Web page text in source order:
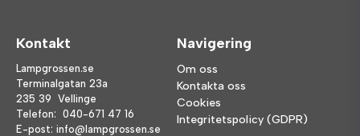
Kontakt
Lampgrossen.se
Terminalgatan 23a
235 39 Vellinge
Telefon: 040-671 47 16
E-post: info@lampgrossen.se
Navigering
Om oss
Kontakta oss
Cookies
Integritetspolicy (GDPR)